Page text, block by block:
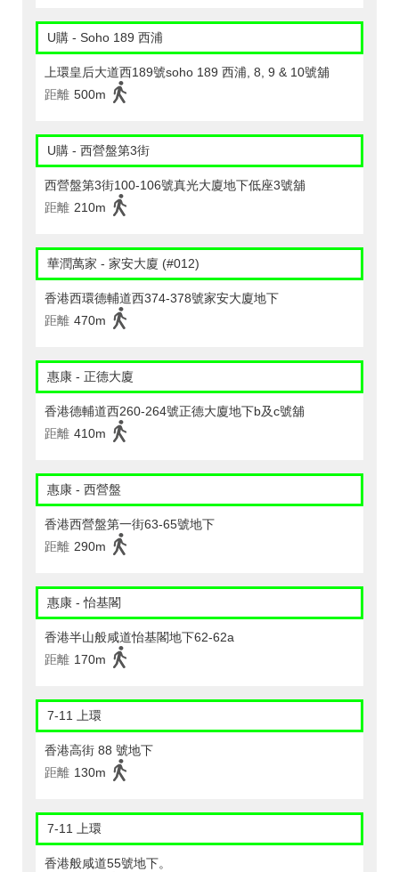
U購 - Soho 189 西浦
上環皇后大道西189號soho 189 西浦, 8, 9 & 10號舖
距離 500m
U購 - 西營盤第3街
西營盤第3街100-106號真光大廈地下低座3號舖
距離 210m
華潤萬家 - 家安大廈 (#012)
香港西環德輔道西374-378號家安大廈地下
距離 470m
惠康 - 正德大廈
香港德輔道西260-264號正德大廈地下b及c號舖
距離 410m
惠康 - 西營盤
香港西營盤第一街63-65號地下
距離 290m
惠康 - 怡基閣
香港半山般咸道怡基閣地下62-62a
距離 170m
7-11 上環
香港高街 88 號地下
距離 130m
7-11 上環
香港般咸道55號地下。